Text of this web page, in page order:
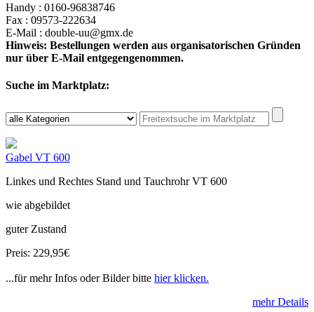
Handy : 0160-96838746
Fax : 09573-222634
E-Mail : double-uu@gmx.de
Hinweis: Bestellungen werden aus organisatorischen Gründen
nur über E-Mail entgegengenommen.
Suche im Marktplatz:
Gabel VT 600
Linkes und Rechtes Stand und Tauchrohr VT 600
wie abgebildet
guter Zustand
Preis: 229,95€
...für mehr Infos oder Bilder bitte hier klicken.
mehr Details